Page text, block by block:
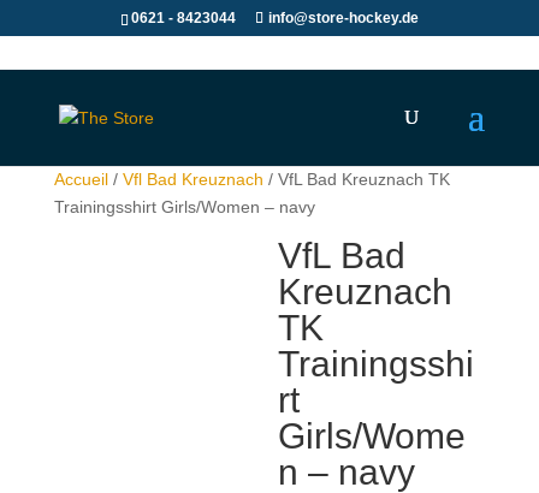
0621 - 8423044 info@store-hockey.de
Accueil/ Vfl Bad Kreuznach / VfL Bad Kreuznach TK
Trainingsshirt Girls/Women – navy
VfL Bad
Kreuznach
TK
Trainingsshi
rt
Girls/Wome
n – navy